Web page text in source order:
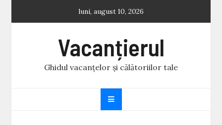
luni, august 10, 2026
Vacanțierul
Ghidul vacanțelor și călătoriilor tale